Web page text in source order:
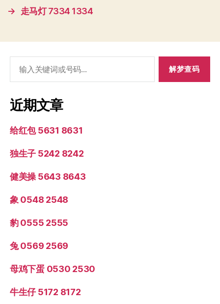
→
走马灯 7334 1334
索：
近期文章
给红包 5631 8631
独生子 5242 8242
健美操 5643 8643
象 0548 2548
豹 0555 2555
兔 0569 2569
母鸡下蛋 0530 2530
牛生仔 5172 8172